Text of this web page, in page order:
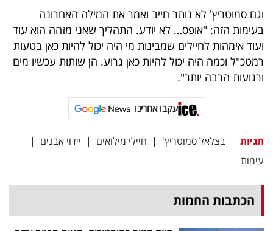
עקבו
אחרינו:
וגם סמוטריץ' לא נותר חייב ואמר את המילה האחרונה
בעימות הזה: "אופס… לא יודע. התהליך שאני מזהה הוא עוד
ועוד אימהות לחיילים שמבינות מי היה יכול להיות כאן בטעות
רמטכ"ל וכמה היה יכול להיות כאן גרוע. הן שותות עכשיו מים
ורגועות הרבה יותר".
עקבו אחרינו
תגיות בצלאל סמוטריץ' | חיילי מילואים | יידוי אבנים |
עימות
הכתבות החמות